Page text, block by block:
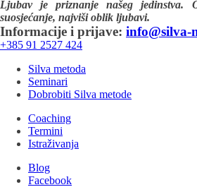
Ljubav je priznanje našeg jedinstva.
suosjećanje, najviši oblik ljubavi.
Informacije i prijave: info@silva-
+385 91 2527 424
Silva metoda
Seminari
Dobrobiti Silva metode
Coaching
Termini
Istraživanja
Blog
Facebook